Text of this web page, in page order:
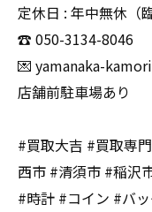
定休日 : 年中無休（
☎️ 050-3134-8046
💌 yamanaka-
店舗前駐車場あり
#買取大吉 #買取専
西市 #清須市 #稲沢
#時計 #コイン #バ